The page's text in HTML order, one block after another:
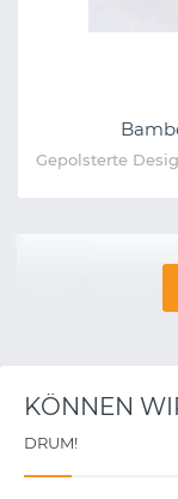
Gepolsterte
KÖNNEN
DRUM!